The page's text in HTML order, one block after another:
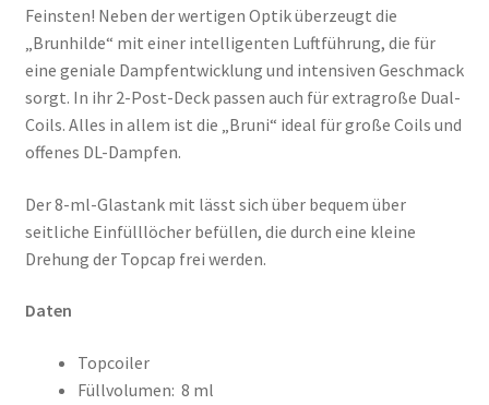
Feinsten! Neben der wertigen Optik überzeugt die
„Brunhilde“ mit einer intelligenten Luftführung, die für
eine geniale Dampfentwicklung und intensiven Geschmack
sorgt. In ihr 2-Post-Deck passen auch für extragroße Dual-
Coils. Alles in allem ist die „Bruni“ ideal für große Coils und
offenes DL-Dampfen.
Der 8-ml-Glastank mit lässt sich über bequem über
seitliche Einfülllöcher befüllen, die durch eine kleine
Drehung der Topcap frei werden.
Daten
Topcoiler
Füllvolumen: 8 ml